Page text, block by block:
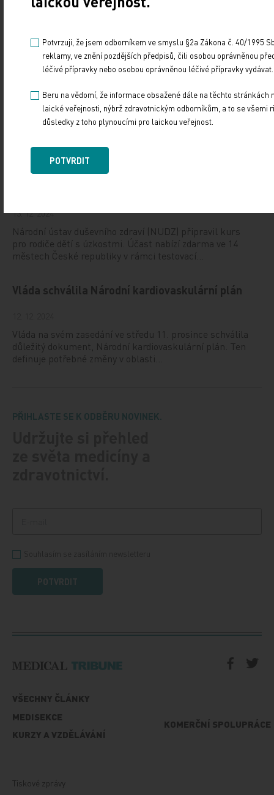
19. světový kongres Controversies in Neurology (CONy)
se bude konat v termínu 20.–22. března 2025 v Praze.
17. 12. 2024
Dnešní Poradna přináší přehled o tom, jak funguje
při jeho předání pacientovi. Představí mimo…
13. 12. 2024
Národní ústav duševního zdraví (NUDZ) připravil kurs
pro rodiče dětí s úzkostmi. Účast nabízí zdarma ve 14
městech České republiky v rámci testovací…
Vláda schválila Národní kardiovaskulární plán
Vláda na svém zasedání ve středu 11. prosince schválila
důležitý dokument, Národní kardiovaskulární plán. Ten
definuje potřebné změny v oblasti…
PŘIHLASTE SE K ODBĚRU NOVINEK.
POTVRDIT
VŠECHNY ČLÁNKY
MEDISEKCE
KURZY A VZDĚLÁVÁNÍ
KOMERČNÍ SPOLUPRÁCE
Tiskové zprávy
Potvrzuji, že jsem odborníkem ve smyslu §2a Zákona č. 40/1995
reklamy, ve znění pozdějších předpisů, čili osobou oprávněnou
léčivé přípravky nebo osobou oprávněnou léčivé přípravky vydávat.
Beru na vědomí, že informace obsažené dále na těchto stránkách
laické veřejnosti, nýbrž zdravotnickým odborníkům, a to se všemi
důsledky z toho plynoucími pro laickou veřejnost.
POTVRDIT